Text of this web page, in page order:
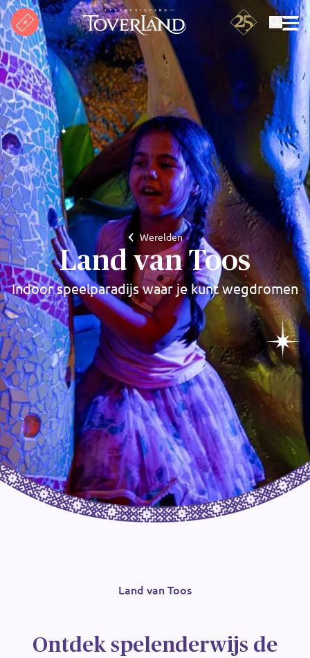
Zoeken
Werelden
Land van Toos
Indoor speelparadijs waar je kunt wegdromen
Land van Toos
Ontdek spelenderwijs de